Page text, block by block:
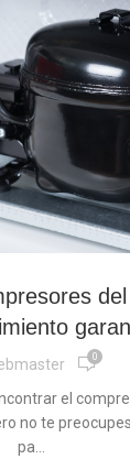
0
el
no te
pa...